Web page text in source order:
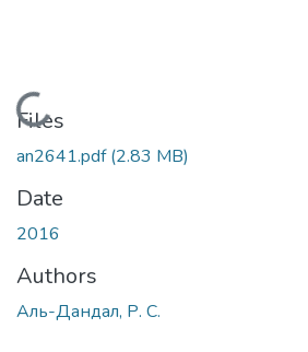
Loading...
Files
an2641.pdf(2.83 MB)
Date
2016
Authors
Аль-Дандал, Р. С.